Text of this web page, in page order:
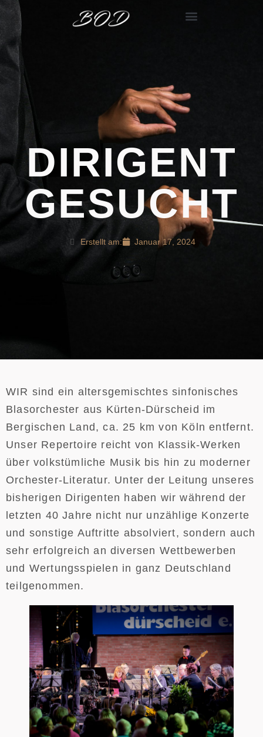
DIRIGENT
GESUCHT
Erstellt am: Januar 17, 2024
WIR sind ein altersgemischtes sinfonisches
Blasorchester aus Kürten-Dürscheid im
Bergischen Land, ca. 25 km von Köln entfernt.
Unser Repertoire reicht von Klassik-Werken
über volkstümliche Musik bis hin zu moderner
Orchester-Literatur. Unter der Leitung unseres
bisherigen Dirigenten haben wir während der
letzten 40 Jahre nicht nur unzählige Konzerte
und sonstige Auftritte absolviert, sondern auch
sehr erfolgreich an diversen Wettbewerben
und Wertungsspielen in ganz Deutschland
teilgenommen.